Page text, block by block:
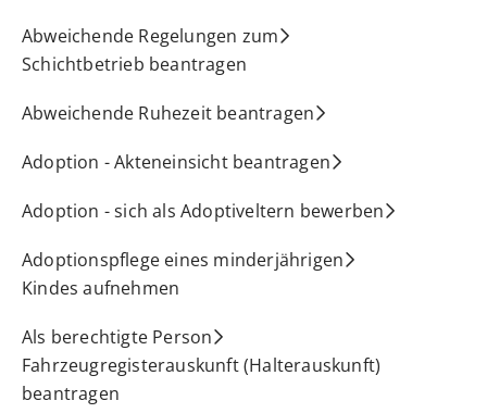
Abweichende Regelungen zum
Schichtbetrieb beantragen
Abweichende Ruhezeit beantragen
Adoption - Akteneinsicht beantragen
Adoption - sich als Adoptiveltern bewerben
Adoptionspflege eines minderjährigen
Kindes aufnehmen
Als berechtigte Person
Fahrzeugregisterauskunft (Halterauskunft)
beantragen